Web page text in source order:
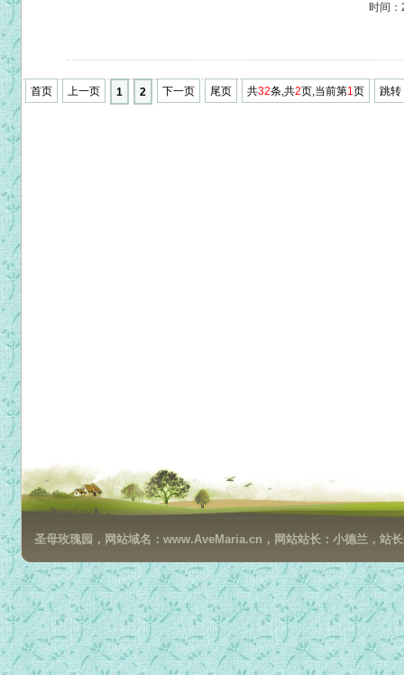
时间
首页 上一页 1 2 下一页 尾页 共32条,共2页,当前第1页 跳转
圣母玫瑰园，网站域名：www.AveMaria.cn，网站站长：小德兰，